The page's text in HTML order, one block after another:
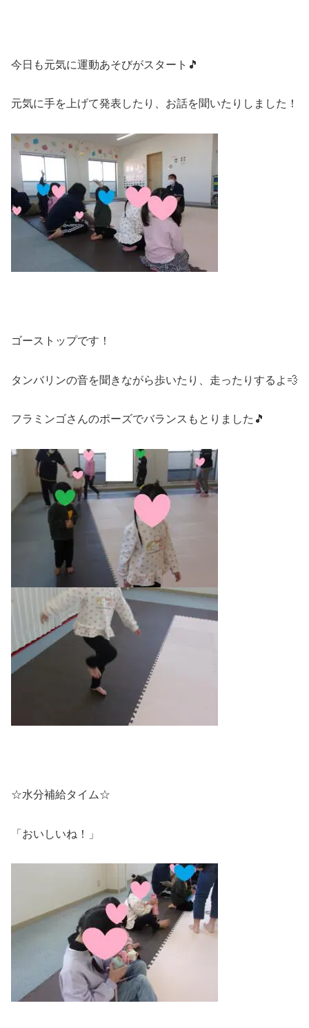
今日も元気に運動あそびがスタート🎵
元気に手を上げて発表したり、お話を聞いたりしました！
ゴーストップです！
タンバリンの音を聞きながら歩いたり、走ったりするよ💨
フラミンゴさんのポーズでバランスもとりました🎵
☆水分補給タイム☆
「おいしいね！」